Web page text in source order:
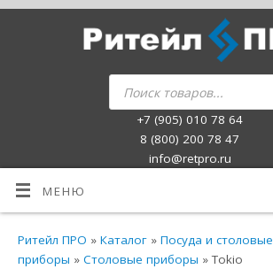
+7 (905) 010 78 64
8 (800) 200 78 47
info@retpro.ru
МЕНЮ
Ритейл ПРО »Каталог »Посуда и столовые
приборы »Столовые приборы » Tokio